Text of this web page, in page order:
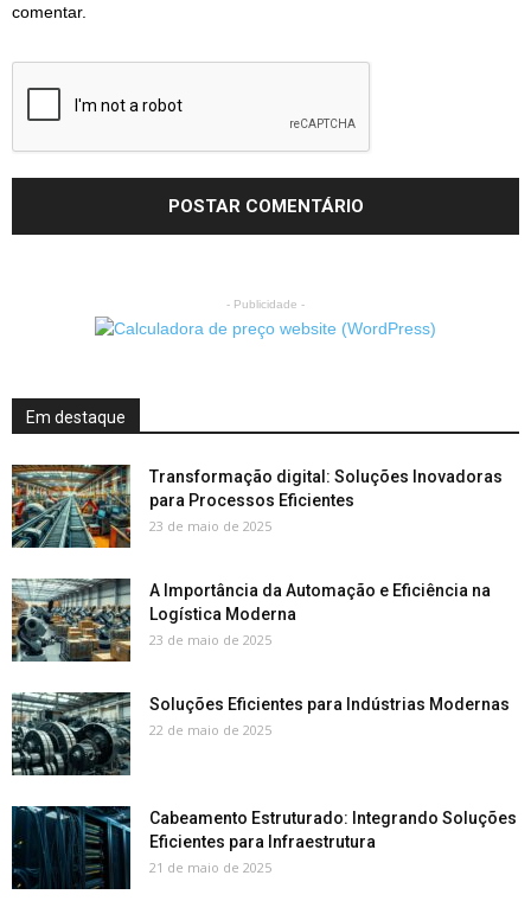
comentar.
- Publicidade -
Em destaque
Transformação digital: Soluções Inovadoras
para Processos Eficientes
23 de maio de 2025
A Importância da Automação e Eficiência na
Logística Moderna
23 de maio de 2025
Soluções Eficientes para Indústrias Modernas
22 de maio de 2025
Cabeamento Estruturado: Integrando Soluções
Eficientes para Infraestrutura
21 de maio de 2025